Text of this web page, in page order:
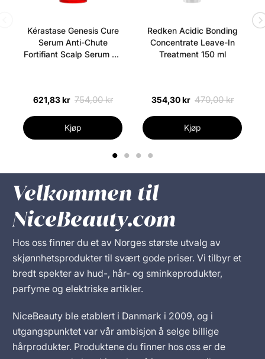
Kérastase Genesis Cure
Serum Anti-Chute
Fortifiant Scalp Serum 90
621,83 kr 754,00 kr
Kjøp
Redken Acidic Bonding
Concentrate Leave-In
Treatment 150 ml
354,30 kr 470,00 kr
Kjøp
1 2 3 4
Velkommen til
NiceBeauty.com
Hos oss finner du et av Norges største utvalg av
skjønnhetsprodukter til svært gode priser. Vi tilbyr et
bredt spekter av hud-, hår- og sminkeprodukter,
parfyme og elektriske artikler.
NiceBeauty ble etablert i Danmark i 2009, og i
utgangspunktet var vår ambisjon å selge billige
hårprodukter. Produktene du finner hos oss er de